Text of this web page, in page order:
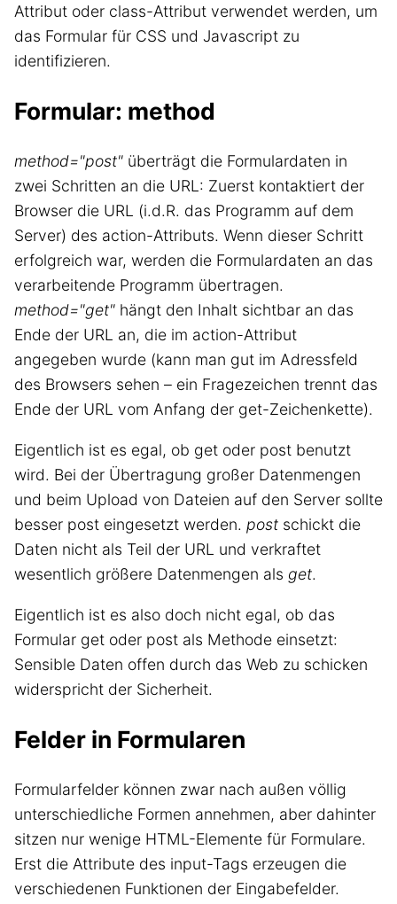
Attribut oder class-Attribut verwendet werden, um
das Formular für CSS und Javascript zu
identifizieren.
Formular: method
method="post" überträgt die Formulardaten in
zwei Schritten an die URL: Zuerst kontaktiert der
Browser die URL (i.d.R. das Programm auf dem
Server) des action-Attributs. Wenn dieser Schritt
erfolgreich war, werden die Formulardaten an das
verarbeitende Programm übertragen.
method="get" hängt den Inhalt sichtbar an das
Ende der URL an, die im action-Attribut
angegeben wurde (kann man gut im Adressfeld
des Browsers sehen – ein Fragezeichen trennt das
Ende der URL vom Anfang der get-Zeichenkette).
Eigentlich ist es egal, ob get oder post benutzt
wird. Bei der Übertragung großer Datenmengen
und beim Upload von Dateien auf den Server sollte
besser post eingesetzt werden. post schickt die
Daten nicht als Teil der URL und verkraftet
wesentlich größere Datenmengen als get.
Eigentlich ist es also doch nicht egal, ob das
Formular get oder post als Methode einsetzt:
Sensible Daten offen durch das Web zu schicken
widerspricht der Sicherheit.
Felder in Formularen
Formularfelder können zwar nach außen völlig
unterschiedliche Formen annehmen, aber dahinter
sitzen nur wenige HTML-Elemente für Formulare.
Erst die Attribute des input-Tags erzeugen die
verschiedenen Funktionen der Eingabefelder.